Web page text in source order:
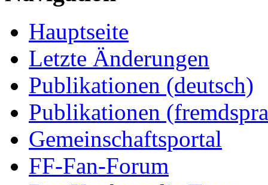
Hauptseite
Letzte Änderungen
Publikationen (deutsch)
Publikationen
Gemeinschaftsportal
FF-Fan-Forum